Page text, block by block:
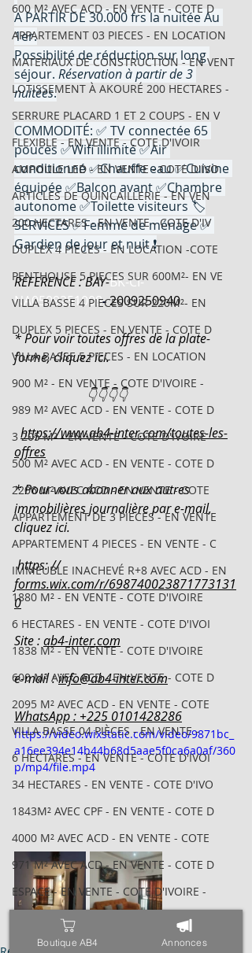
600 M² AVEC ACD - EN VENTE - COTE D
APPARTEMENT 03 PIECES - EN LOCATION
MATERIAUX DE CONSTRUCTION - EN VENT
LOTISSEMENT À AKOURÉ 200 HECTARES -
SERRURE PLACARD 1 ET 2 COUPS - EN V
FLEXIBLE - EN VENTE - COTE D'IVOIR
AMPOULE LED - EN VENTE - COTE D'IVO
ARTICLES DE QUINCAILLERIE - EN VEN
200 HECTARES - EN VENTE - COTE D'IV
DUPLEX 4 PIECES - EN LOCATION -COTE
PENTHOUSE 5 PIECES SUR 600M²- EN VE
VILLA BASSE 4 PIECES SUR 220M²- EN
DUPLEX 5 PIECES - EN VENTE - COTE D
VILLA BASSE 5 PIECES - EN LOCATION
900 M² - EN VENTE - COTE D'IVOIRE -
989 M² AVEC ACD - EN VENTE - COTE D
3 205 M² - EN VENTE - COTE D'IVOIRE
500 M² AVEC ACD - EN VENTE - COTE D
2206 M² AVEC ACD - EN VENTE - COTE
APPARTEMENT DE 3 PIECES - EN VENTE
APPARTEMENT 4 PIECES - EN VENTE - C
IMMEUBLE INACHEVÉ R+8 AVEC ACD - EN
1880 M² - EN VENTE - COTE D'IVOIRE
6 HECTARES - EN VENTE - COTE D'IVOI
1838 M² - EN VENTE - COTE D'IVOIRE
600 M² AVEC ACD - EN VENTE - COTE D
2095 M² AVEC ACD - EN VENTE - COTE
VILLA BASSE 04 PIÈCES - EN VENTE -
6 HECTARES - EN VENTE - COTE D'IVOI
34 HECTARES - EN VENTE - COTE D'IVO
1843M² AVEC CPF - EN VENTE - COTE D
4000 M² AVEC ACD - EN VENTE - COTE
971 M² AVEC ACD - EN VENTE - COTE D
ESPACE - EN VENTE - COTE D'IVOIRE -
TRIPLEX SUR 600 M² - EN VENTE - COT
400 M² AVEC ACD - EN VENTE - COTE D
A PARTIR DE 30.000 frs la nuitée Au
1er.
Possibilité de réduction sur long
séjour. Réservation à partir de 3
nuitées.
COMMODITÉ: ✅ TV connectée 65
pouces ✅Wifi illimité ✅Air
conditionné ✅Chauffe eau ✅Cuisine
équipée ✅Balcon avant ✅Chambre
autonome ✅Toilette visiteurs 🏷️
SERVICES ✅Femme de ménage ✅
Gardien de jour et nuit ❗️
REFERENCE : BAY-BK-CI-
NA0509251008- 2009250940
* Pour voir toutes offres de la plate-
forme, cliquez ici.
👇👇👇👇
https://www.ab4-inter.com/toutes-les-
offres
* Pour vous abonner aux autres
immobilières journalière par e-mail,
cliquez ici.
https: //
forms.wix.com/r/698740023871773131
0
Site : ab4-inter.com
e-mail : info@ab4-inter.com
WhatsApp : +225 0101428286
https://video.wixstatic.com/video/9871bc_
a16ee394e14b44b68d5aae5f0ca6a0af/360
p/mp4/file.mp4
Boutique AB4 Annonces